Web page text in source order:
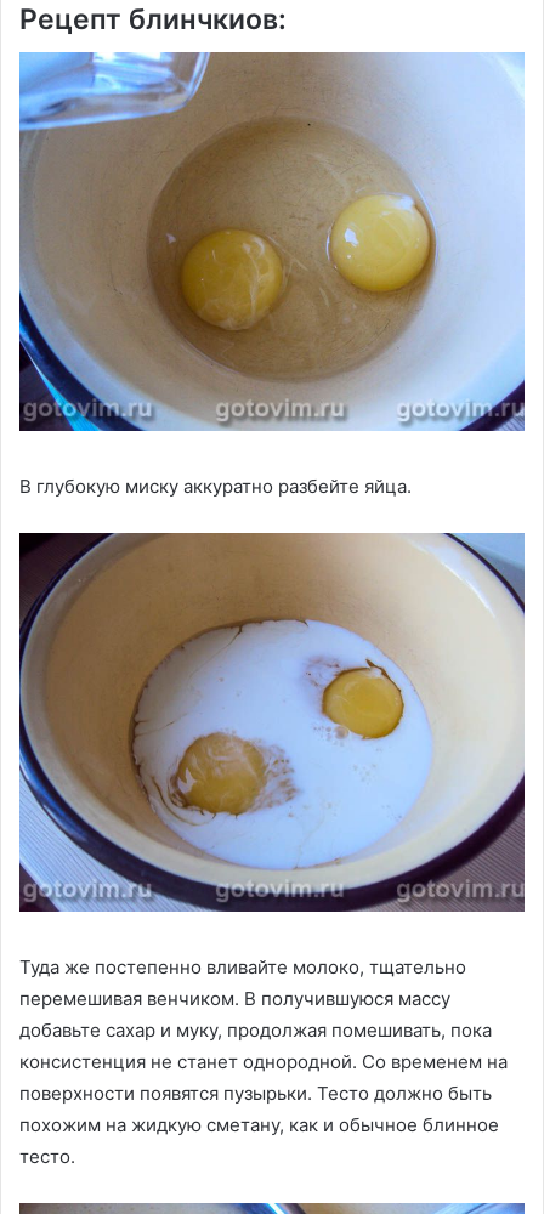
Рецепт блинчкиов:
В глубокую миску аккуратно разбейте яйца.
Туда же постепенно вливайте молоко, тщательно
перемешивая венчиком. В получившуюся массу
добавьте сахар и муку, продолжая помешивать, пока
консистенция не станет однородной. Со временем на
поверхности появятся пузырьки. Тесто должно быть
похожим на жидкую сметану, как и обычное блинное
тесто.